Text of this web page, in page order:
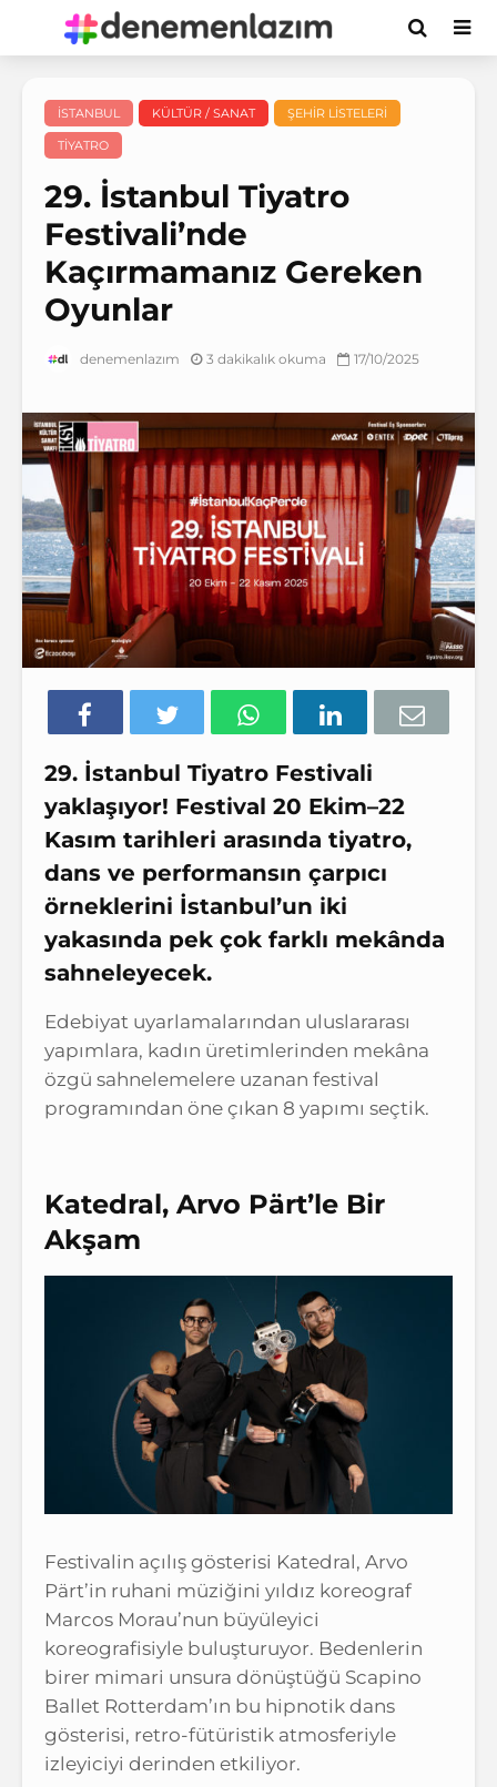
İSTANBUL KÜLTÜR / SANAT ŞEHIR LISTELERI
TIYATRO
29. İstanbul Tiyatro
Festivali’nde
Kaçırmamanız Gereken
Oyunlar
denemenlazım 3 dakikalık okuma 17/10/2025
29.⁠ ⁠İstanbul Tiyatro Festivali
yaklaşıyor! Festival 20 Ekim–22
Kasım tarihleri arasında tiyatro,
dans ve performansın çarpıcı
örneklerini İstanbul’un iki
yakasında pek çok farklı mekânda
sahneleyecek.
Edebiyat uyarlamalarından uluslararası
yapımlara, kadın üretimlerinden mekâna
özgü sahnelemelere uzanan festival
programından öne çıkan 8 yapımı seçtik.
Katedral, Arvo Pärt’le Bir
Akşam
Festivalin açılış gösterisi Katedral, Arvo
Pärt’in ruhani müziğini yıldız koreograf
Marcos Morau’nun büyüleyici
koreografisiyle buluşturuyor. Bedenlerin
birer mimari unsura dönüştüğü Scapino
Ballet Rotterdam’ın bu hipnotik dans
gösterisi, retro-fütüristik atmosferiyle
izleyiciyi derinden etkiliyor.